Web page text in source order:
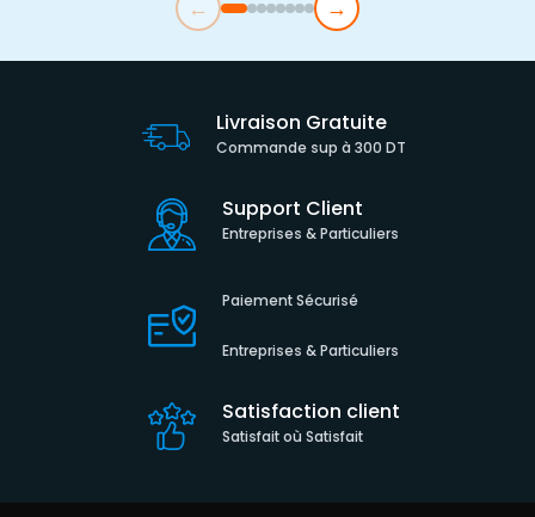
← →
Livraison Gratuite
Commande sup à 300 DT
Support Client
Entreprises & Particuliers
Paiement Sécurisé
Entreprises & Particuliers
Satisfaction client
Satisfait où Satisfait